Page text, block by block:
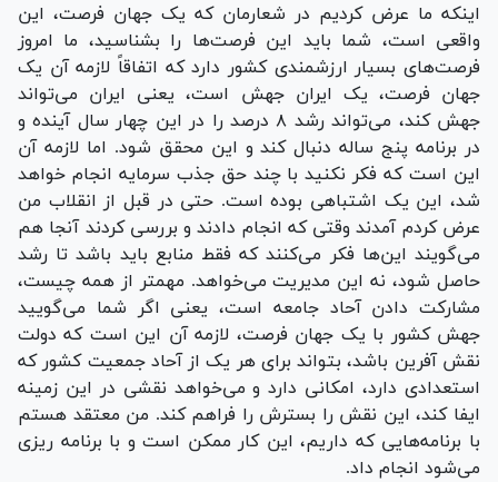
اینکه ما عرض کردیم در شعارمان که یک جهان فرصت، این
واقعی است، شما باید این فرصت‌ها را بشناسید، ما امروز
فرصت‌های بسیار ارزشمندی کشور دارد که اتفاقاً لازمه آن یک
جهان فرصت، یک ایران جهش است، یعنی ایران می‌تواند
جهش کند، می‌تواند رشد ۸ درصد را در این چهار سال آینده و
در برنامه پنج ساله دنبال کند و این محقق شود. اما لازمه آن
این است که فکر نکنید با چند حق جذب سرمایه انجام خواهد
شد، این یک اشتباهی بوده است. حتی در قبل از انقلاب من
عرض کردم آمدند وقتی که انجام دادند و بررسی کردند آنجا هم
می‌گویند این‌ها فکر می‌کنند که فقط منابع باید باشد تا رشد
حاصل شود، نه این مدیریت می‌خواهد. مهمتر از همه چیست،
مشارکت دادن آحاد جامعه است، یعنی اگر شما می‌گویید
جهش کشور با یک جهان فرصت، لازمه آن این است که دولت
نقش آفرین باشد، بتواند برای هر یک از آحاد جمعیت کشور که
استعدادی دارد، امکانی دارد و می‌خواهد نقشی در این زمینه
ایفا کند، این نقش را بسترش را فراهم کند. من معتقد هستم
با برنامه‌هایی که داریم، این کار ممکن است و با برنامه ریزی
می‌شود انجام داد.